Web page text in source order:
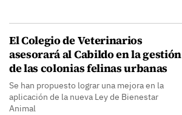
El Colegio de Veterinarios
asesorará al Cabildo en la gestión
de las colonias felinas urbanas
Se han propuesto lograr una mejora en la
aplicación de la nueva Ley de Bienestar
Animal